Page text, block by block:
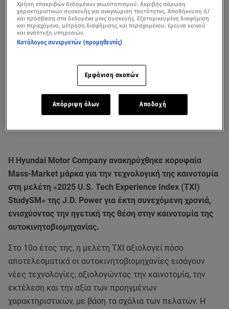
Η Hyundai Motor Company ανακηρύχθηκε κορυφαία
Mass-Market μάρκα για την τεχνολογική της καινοτομία
στη μελέτη «2025 U.S. Tech Experience Index (TXI)
StudySM» της J.D. Power για έκτη συνεχόμενη χρονιά,
ενισχύοντας την ηγετική της θέση στην καινοτομία της
αυτοκινητοβιομηχανίας.
Στο 10ο έτος της, η μελέτη TXI αξιολογεί πόσο
αποτελεσματικά οι αυτοκινητοβιομηχανίες εισάγουν
νέες τεχνολογίες, αξιολογώντας την καινοτομία, την
εκτέλεση και την αξία των προηγμένων
χαρακτηριστικών, με βάση τα σχόλια των πελατών. Η
Χρήση επακριβών δεδομένων γεωεντοπισμού. Ακριβής σάρωση
χαρακτηριστικών συσκευής για αναγνώριση ταυτότητας. Αποθήκευση ή/
και πρόσβαση στα δεδομένα μιας συσκευής. Εξατομικευμένη διαφήμιση
και περιεχόμενο, μέτρηση διαφήμισης και περιεχομένου, έρευνα κοινού
και ανάπτυξη υπηρεσιών.
Κατάλογος συνεργατών (προμηθευτές)
Εμφάνιση σκοπών
Απόρριψη όλων Αποδοχή